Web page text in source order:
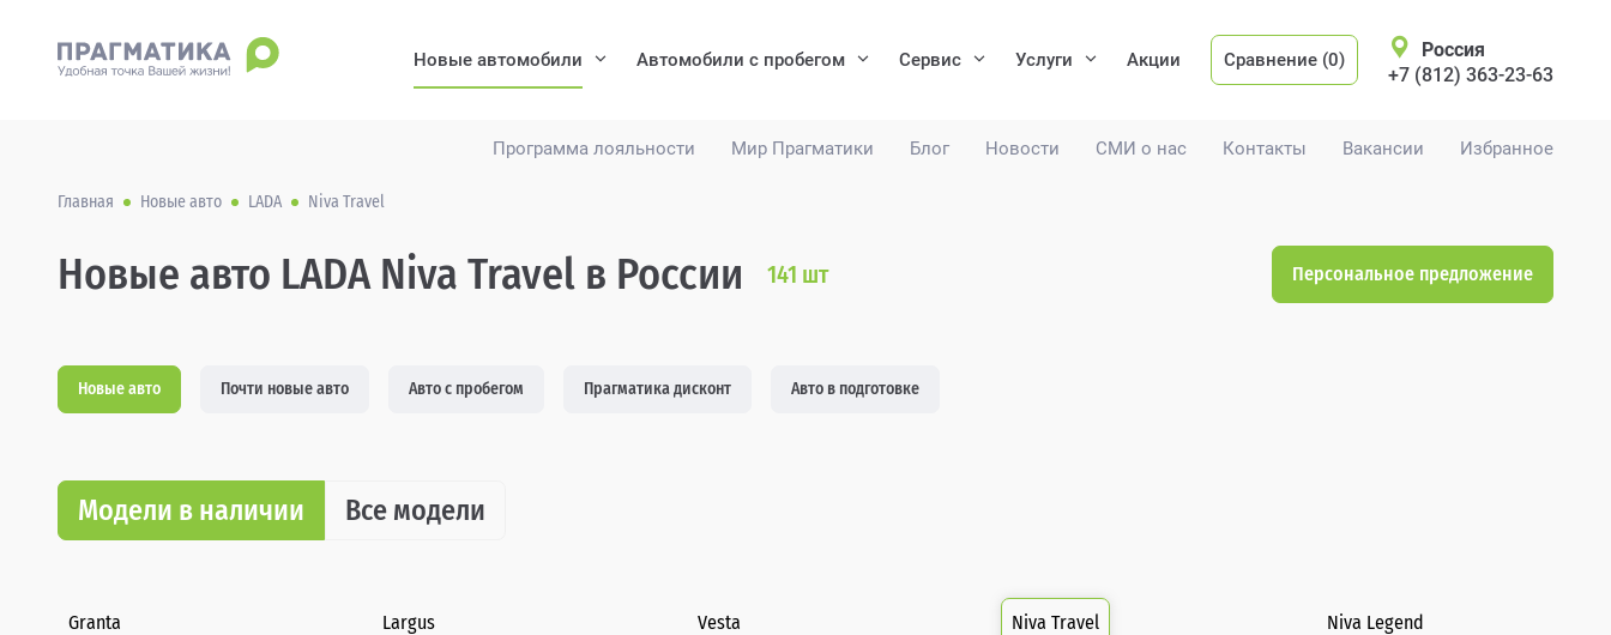
Программа лояльности Мир Прагматики Блог Новости СМИ о нас Контакты Вакансии Избранное
Новые автомобили Автомобили с пробегом Сервис Услуги Акции Сравнение (0)
Россия
+7 (812) 363-23-63
Главная Новые авто LADA Niva Travel
Новые авто LADA Niva Travel в России 141 шт Персональное предложение
Новые авто Почти новые авто Авто с пробегом Прагматика дисконт Авто в подготовке
Модели в наличии Все модели
Granta Largus Vesta Niva Travel Niva Legend